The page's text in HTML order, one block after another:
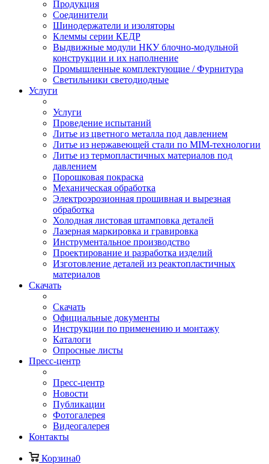
Продукция
Соединители
Шинодержатели и изоляторы
Клеммы серии КЕДР
Выдвижные модули НКУ блочно-модульной
конструкции и их наполнение
Промышленные комплектующие / Фурнитура
Светильники светодиодные
Услуги
Услуги
Проведение испытаний
Литье из цветного металла под давлением
Литье из нержавеющей стали по MIM-технологии
Литье из термопластичных материалов под
давлением
Порошковая покраска
Механическая обработка
Электроэрозионная прошивная и вырезная
обработка
Холодная листовая штамповка деталей
Лазерная маркировка и гравировка
Инструментальное производство
Проектирование и разработка изделий
Изготовление деталей из реактопластичных
материалов
Скачать
Скачать
Официальные документы
Инструкции по применению и монтажу
Каталоги
Опросные листы
Пресс-центр
Пресс-центр
Новости
Публикации
Фотогалерея
Видеогалерея
Контакты
Корзина0